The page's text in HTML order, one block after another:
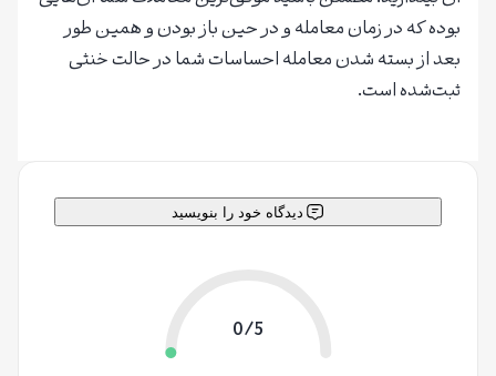
بوده که در زمان معامله و در حین باز بودن و همین طور
بعد از بسته شدن معامله احساسات شما در حالت خنثی
ثبت‌شده است.
دیدگاه خود را بنویسید
0/5